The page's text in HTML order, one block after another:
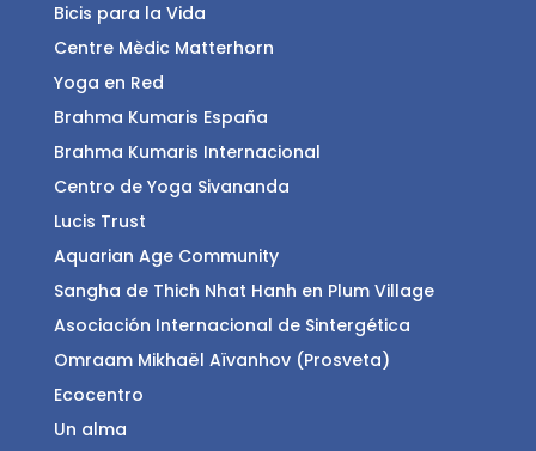
Bicis para la Vida
Centre Mèdic Matterhorn
Yoga en Red
Brahma Kumaris España
Brahma Kumaris Internacional
Centro de Yoga Sivananda
Lucis Trust
Aquarian Age Community
Sangha de Thich Nhat Hanh en Plum Village
Asociación Internacional de Sintergética
Omraam Mikhaël Aïvanhov (Prosveta)
Ecocentro
Un alma